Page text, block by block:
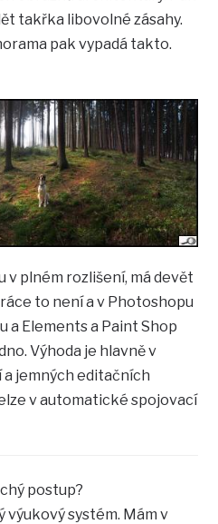
takřka libovolné zásahy.
pak vypadá takto.
plném rozlišení, má devět
to není a v Photoshopu
a Elements a Paint Shop
Výhoda je hlavně v
jemných editačních
v automatické spojovací
postup?
systém. Mám v